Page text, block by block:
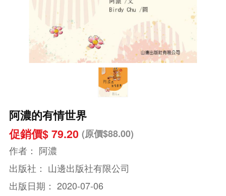
阿濃的有情世界
促銷價$ 79.20 (原價$88.00)
作者： 阿濃
出版社： 山邊出版社有限公司
出版日期： 2020-07-06